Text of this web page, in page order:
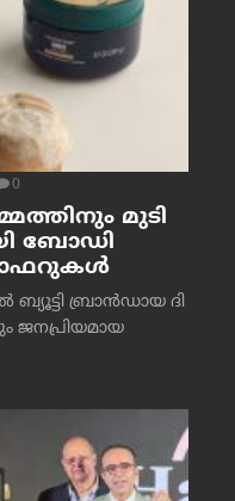
0
മുടി
ബോഡി
ഓഫറുകൾ
ബ്യൂട്ടി ബ്രാൻഡായ ദി
ജനപ്രിയമായ